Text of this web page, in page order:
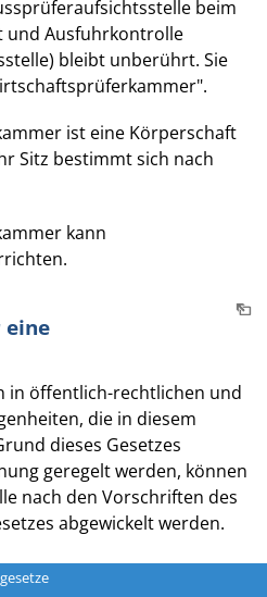
beim
und Ausfuhrkontrolle
bleibt unberührt. Sie
ist eine Körperschaft
Sitz bestimmt sich nach
kann
eine
in öffentlich-rechtlichen und
die in diesem
dieses Gesetzes
geregelt werden, können
nach den Vorschriften des
abgewickelt werden.
von